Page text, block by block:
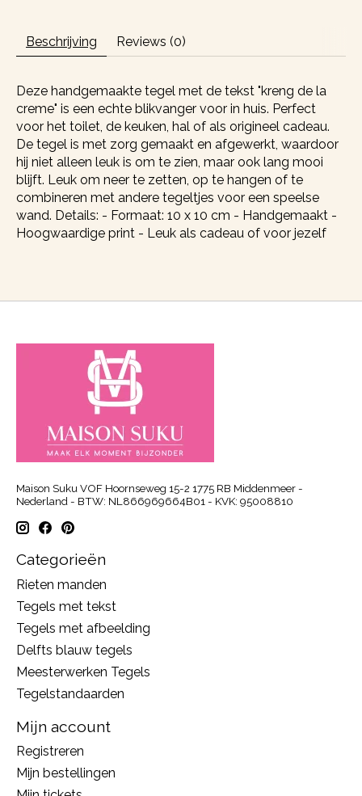
Beschrijving Reviews (0)
Deze handgemaakte tegel met de tekst "kreng de la
creme" is een echte blikvanger voor in huis. Perfect
voor het toilet, de keuken, hal of als origineel cadeau.
De tegel is met zorg gemaakt en afgewerkt, waardoor
hij niet alleen leuk is om te zien, maar ook lang mooi
blijft. Leuk om neer te zetten, op te hangen of te
combineren met andere tegeltjes voor een speelse
wand. Details: - Formaat: 10 x 10 cm - Handgemaakt -
Hoogwaardige print - Leuk als cadeau of voor jezelf
Maison Suku VOF Hoornseweg 15-2 1775 RB Middenmeer -
Nederland - BTW: NL866969664B01 - KVK: 95008810
Categorieën
Rieten manden
Tegels met tekst
Tegels met afbeelding
Delfts blauw tegels
Meesterwerken Tegels
Tegelstandaarden
Mijn account
Registreren
Mijn bestellingen